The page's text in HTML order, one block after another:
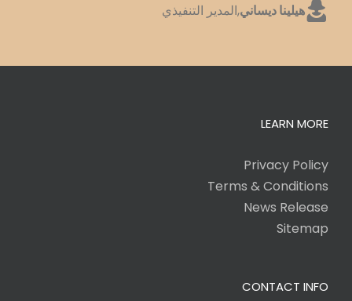
هيلينا ديساني,المدير التنفيذي
LEARN MORE
Privacy Policy
Terms & Conditions
News Release
Sitemap
CONTACT INFO